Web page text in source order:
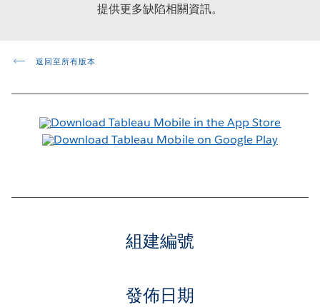
提供更多缺陷相關資訊。
返回至所有版本
組建編號
發佈日期